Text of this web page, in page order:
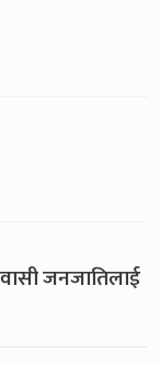
जनजातिलाई